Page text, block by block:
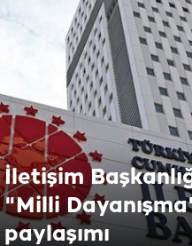
İletişim
"Milli
paylaşımı